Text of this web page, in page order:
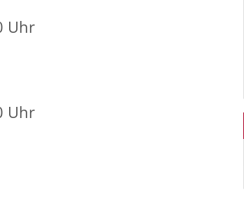
Uhr
Uhr